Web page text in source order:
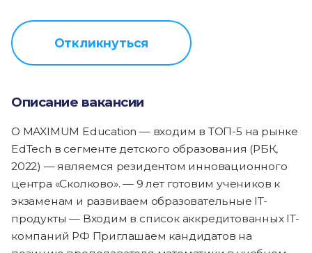
Откликнуться
Описание вакансии
О MAXIMUM Education — входим в ТОП-5 на рынке
EdTech в сегменте детского образования (РБК,
2022) — являемся резидентом инновационного
центра «Сколково». — 9 лет готовим учеников к
экзаменам и развиваем образовательные IT-
продукты — Входим в список аккредитованных IT-
компаний РФ Приглашаем кандидатов на